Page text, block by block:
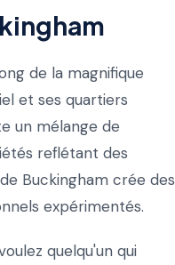
de la magnifique
et ses quartiers
un mélange de
reflétant des
Buckingham crée des
expérimentés.
quelqu'un qui